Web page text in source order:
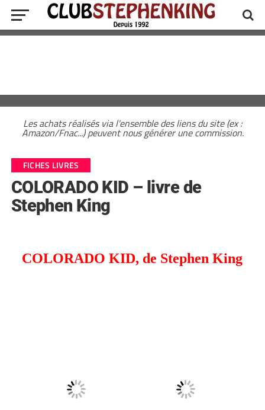
Les achats réalisés via l'ensemble des liens du site (ex :
Amazon/Fnac...) peuvent nous générer une commission.
FICHES LIVRES
COLORADO KID – livre de
Stephen King
COLORADO KID, de Stephen King